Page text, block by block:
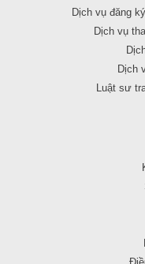
Dịch vụ đăng
Dịch vụ
Dịch
Luật sư